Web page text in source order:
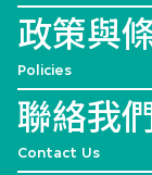
政策與
Policies
聯絡我們
Contact Us